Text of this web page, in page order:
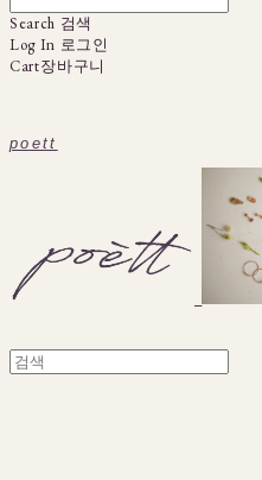
Search 검색
Log In 로그인
Cart장바구니
poett